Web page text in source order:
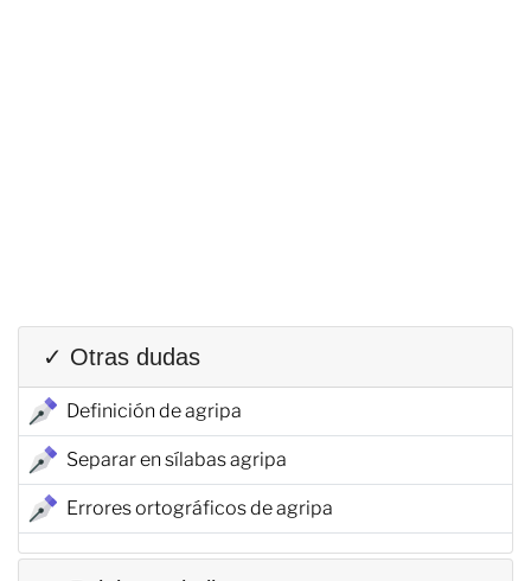
✓ Otras dudas
Definición de agripa
Separar en sílabas agripa
Errores ortográficos de agripa